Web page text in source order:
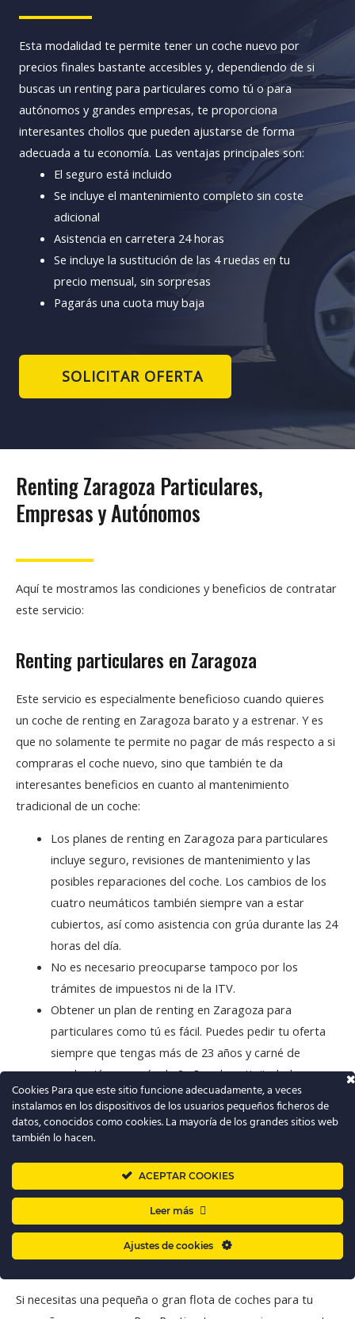
Esta modalidad te permite tener un coche nuevo por
precios finales bastante accesibles y, dependiendo de si
buscas un renting para particulares como tú o para
autónomos y grandes empresas, te proporciona
interesantes chollos que pueden ajustarse de forma
adecuada a tu economía. Las ventajas principales son:
El seguro está incluido
Se incluye el mantenimiento completo sin coste
adicional
Asistencia en carretera 24 horas
Se incluye la sustitución de las 4 ruedas en tu
precio mensual, sin sorpresas
Pagarás una cuota muy baja
SOLICITAR OFERTA
Renting Zaragoza Particulares,
Empresas y Autónomos
Aquí te mostramos las condiciones y beneficios de contratar
este servicio:
Renting particulares en Zaragoza
Este servicio es especialmente beneficioso cuando quieres
un coche de renting en Zaragoza barato y a estrenar. Y es
que no solamente te permite no pagar de más respecto a si
compraras el coche nuevo, sino que también te da
interesantes beneficios en cuanto al mantenimiento
tradicional de un coche:
Los planes de renting en Zaragoza para particulares
incluye seguro, revisiones de mantenimiento y las
posibles reparaciones del coche. Los cambios de los
cuatro neumáticos también siempre van a estar
cubiertos, así como asistencia con grúa durante las 24
horas del día.
No es necesario preocuparse tampoco por los
trámites de impuestos ni de la ITV.
Obtener un plan de renting en Zaragoza para
particulares como tú es fácil. Puedes pedir tu oferta
siempre que tengas más de 23 años y carné de
conducción con más de 2 años de antigüedad.
Si cumples esos requisitos únicamente queda escoger
el vehículo que te interese, rellenar la solicitud,
acordar tu precio mensual y el la cantidad de
kilómetros a realizar.
Renting Zaragoza para empresas y
autónomos
Si necesitas una pequeña o gran flota de coches para tu
Cookies Para que este sitio funcione adecuadamente, a veces
instalamos en los dispositivos de los usuarios pequeños ficheros de
datos, conocidos como cookies. La mayoría de los grandes sitios web
también lo hacen.
ACEPTAR COOKIES
Leer más
Ajustes de cookies